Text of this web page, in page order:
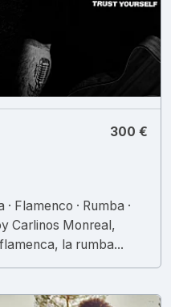
300 €
Flamenco · Rumba ·
Carlinos Monreal,
la rumba...